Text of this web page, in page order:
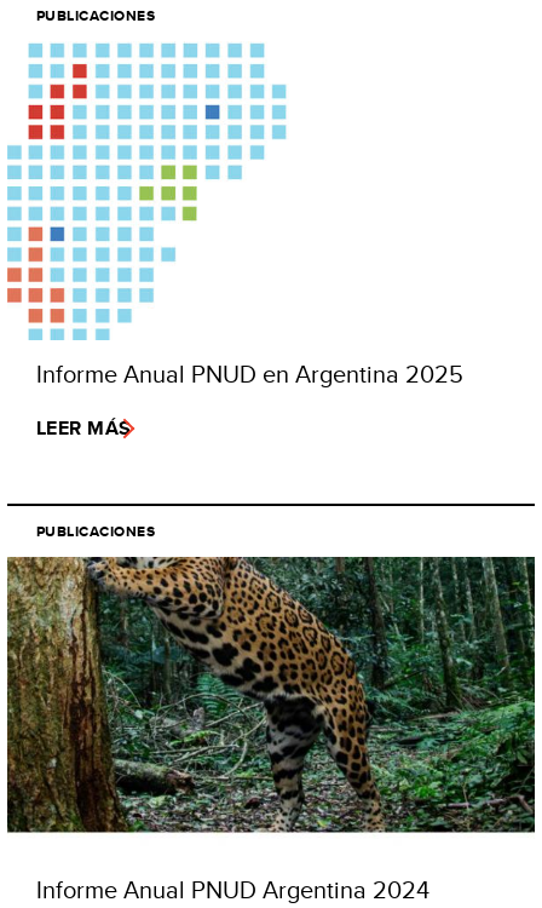
PUBLICACIONES
Informe Anual PNUD en Argentina 2025
LEER MÁS
PUBLICACIONES
Informe Anual PNUD Argentina 2024